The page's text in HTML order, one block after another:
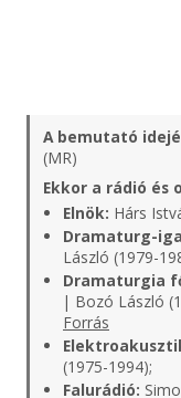
A bemutató
(MR)
Ekkor a rádió és
Elnök: Hárs
Dramaturg-
László (1979-
Dramaturgia
| Bozó László
Forrás
(1975-1994);
Falurádió: